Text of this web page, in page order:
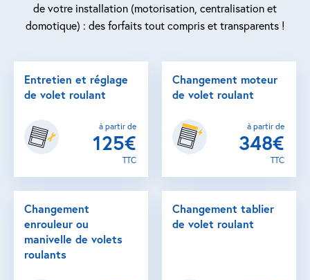
de votre installation (motorisation, centralisation et
domotique) : des forfaits tout compris et transparents !
Entretien et réglage
de volet roulant
à partir de
125€
TTC
Changement moteur
de volet roulant
à partir de
348€
TTC
Changement
enrouleur ou
manivelle de volets
roulants
Changement tablier
de volet roulant